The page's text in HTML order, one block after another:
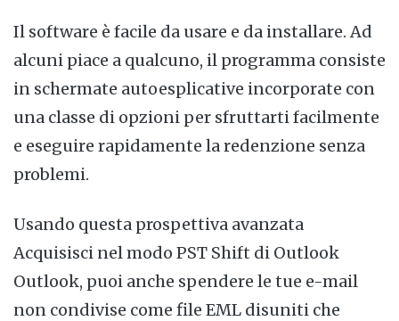
Il software è facile da usare e da installare. Ad
alcuni piace a qualcuno, il programma consiste
in schermate autoesplicative incorporate con
una classe di opzioni per sfruttarti facilmente
e eseguire rapidamente la redenzione senza
problemi.
Usando questa prospettiva avanzata
Acquisisci nel modo PST Shift di Outlook
Outlook, puoi anche spendere le tue e-mail
non condivise come file EML disuniti che